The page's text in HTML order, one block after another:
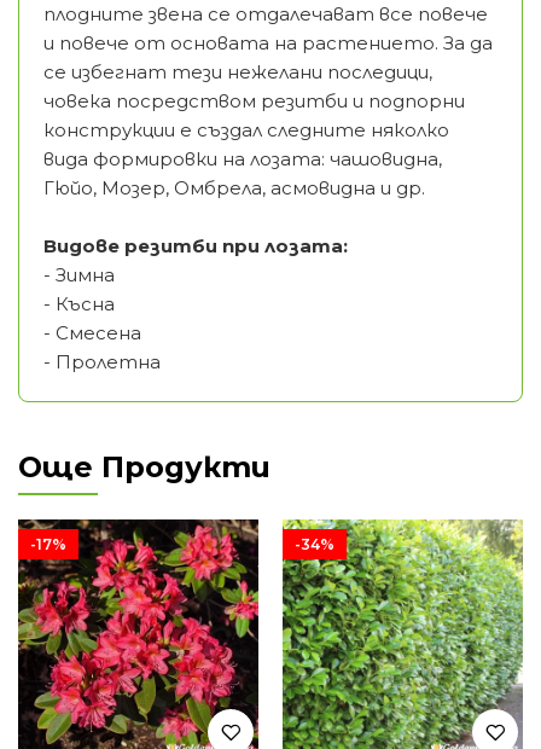
плодните звена се отдалечават все повече
и повече от основата на растението. За да
се избегнат тези нежелани последици,
човека посредством резитби и подпорни
конструкции е създал следните няколко
вида формировки на лозата: чашовидна,
Гюйо, Мозер, Омбрела, асмовидна и др.
Видове резитби при лозата:
- Зимна
- Късна
- Смесена
- Пролетна
Още Продукти
-17% -34%